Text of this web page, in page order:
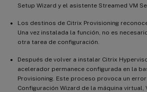
Setup Wizard y el asistente Streamed VM
Los destinos de Citrix Provisioning
Una vez instalada la función, no es
otra tarea de configuración.
Después de volver a instalar Citrix
acelerador permanece configurada en la
Provisioning. Este proceso provoca un
Configuración Wizard de la máquina virtual,